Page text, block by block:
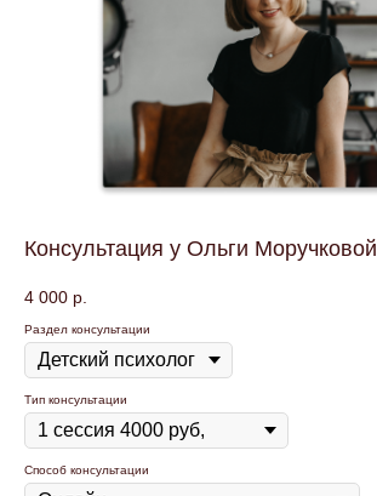
Консультация у Ольги Моручковой
4 000 р.
Раздел консультации
Тип консультации
Способ консультации